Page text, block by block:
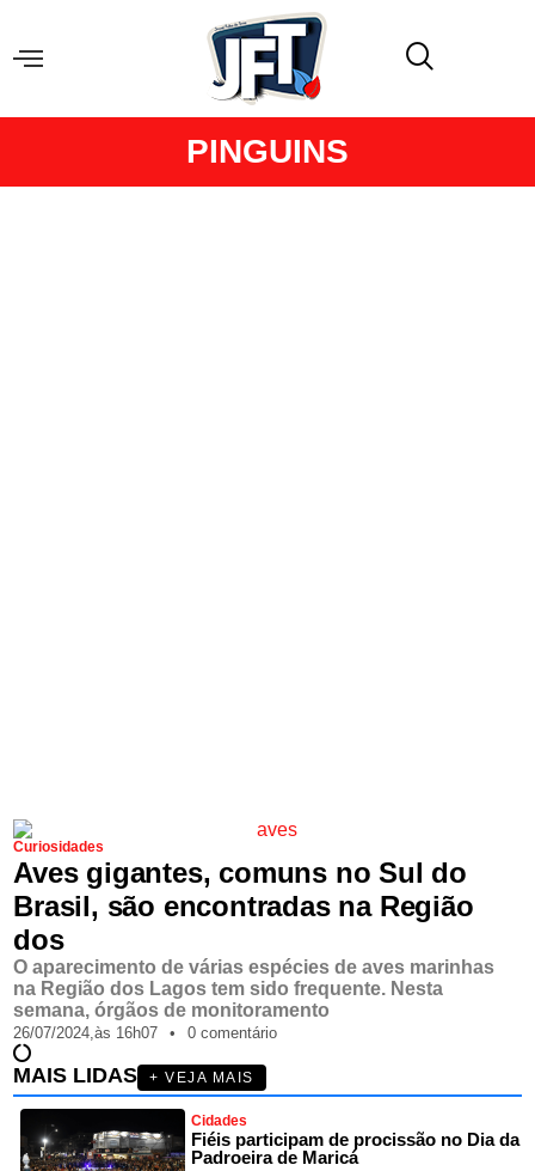
PINGUINS
Curiosidades
Aves gigantes, comuns no Sul do
Brasil, são encontradas na Região
dos
O aparecimento de várias espécies de aves marinhas
na Região dos Lagos tem sido frequente. Nesta
semana, órgãos de monitoramento
26/07/2024,às 16h07 • 0 comentário
MAIS LIDAS + VEJA MAIS
Cidades
Fiéis participam de procissão no Dia da
Padroeira de Maricá